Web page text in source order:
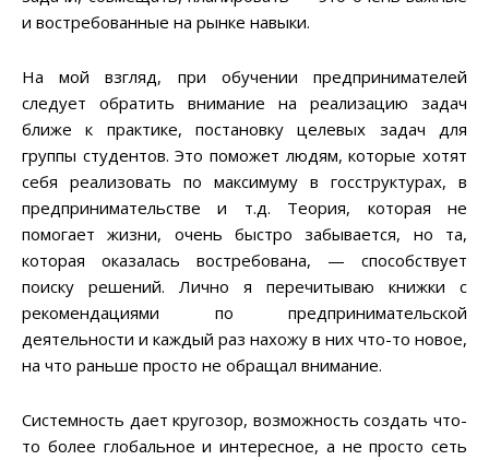
и востребованные на рынке навыки.
На мой взгляд, при обучении предпринимателей
следует обратить внимание на реализацию задач
ближе к практике, постановку целевых задач для
группы студентов. Это поможет людям, которые хотят
себя реализовать по максимуму в госструктурах, в
предпринимательстве и т.д. Теория, которая не
помогает жизни, очень быстро забывается, но та,
которая оказалась востребована, — способствует
поиску решений. Лично я перечитываю книжки с
рекомендациями по предпринимательской
деятельности и каждый раз нахожу в них что-то новое,
на что раньше просто не обращал внимание.
Системность дает кругозор, возможность создать что-
то более глобальное и интересное, а не просто сеть